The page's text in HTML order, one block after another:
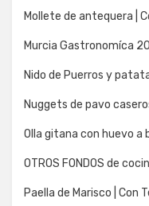
Mollete de antequera |
Murcia Gastronomíca
Nido de Puerros y
Nuggets de pavo
Olla gitana con huevo
OTROS FONDOS de
Paella de Marisco | Con